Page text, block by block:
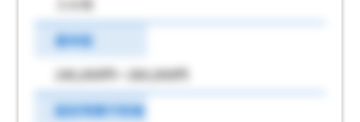
３か月
基本給
240,000円～260,000円
固定残業代有無